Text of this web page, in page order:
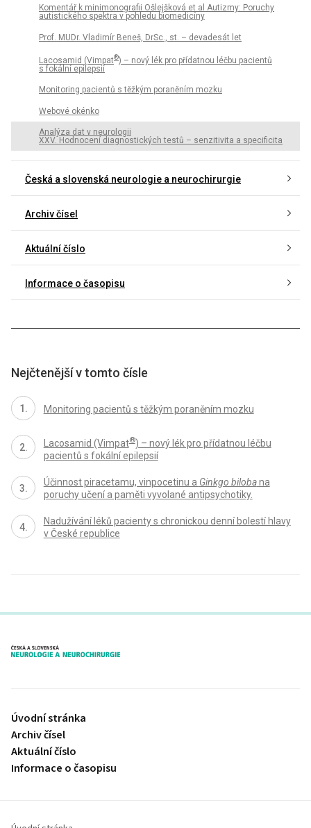
Komentář k minimonografii Ošlejšková et al Autizmy: Poruchy
autistického spektra v pohledu biomedicíny
Prof. MUDr. Vladimír Beneš, DrSc., st. – devadesát let
Lacosamid (Vimpat®) – nový lék pro přídatnou léčbu pacientů
s fokální epilepsií
Monitoring pacientů s těžkým poraněním mozku
Webové okénko
Analýza dat v neurologii
XXV. Hodnocení diagnostických testů – senzitivita a specificita
Česká a slovenská neurologie a neurochirurgie
Archiv čísel
Aktuální číslo
Informace o časopisu
Nejčtenější v tomto čísle
Monitoring pacientů s těžkým poraněním mozku
Lacosamid (Vimpat®) – nový lék pro přídatnou léčbu
pacientů s fokální epilepsií
Účinnost piracetamu, vinpocetinu a Ginkgo bilobana
poruchy učení a paměti vyvolané antipsychotiky.
Nadužívání léků pacienty s chronickou denní bolestí hlavy
v České republice
proLékaře.cz
Úvodní stránka
Archiv čísel
Aktuální číslo
Informace o časopisu